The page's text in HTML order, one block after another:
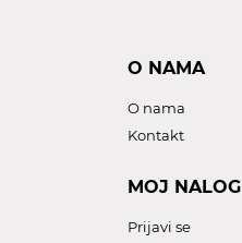
O NAMA
O nama
Kontakt
MOJ NALOG
Prijavi se